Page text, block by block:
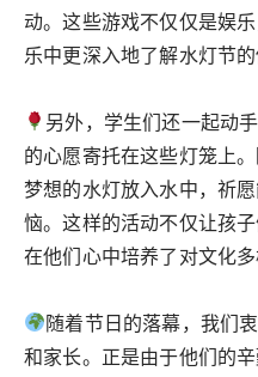
动。这些游戏不仅仅是娱
乐中更深入地了解水灯节的
另外，学生们还一起动
的心愿寄托在这些灯笼上
梦想的水灯放入水中，祈
恼。这样的活动不仅让孩
在他们心中培养了对文化
随着节日的落幕，我们
和家长。正是由于他们的